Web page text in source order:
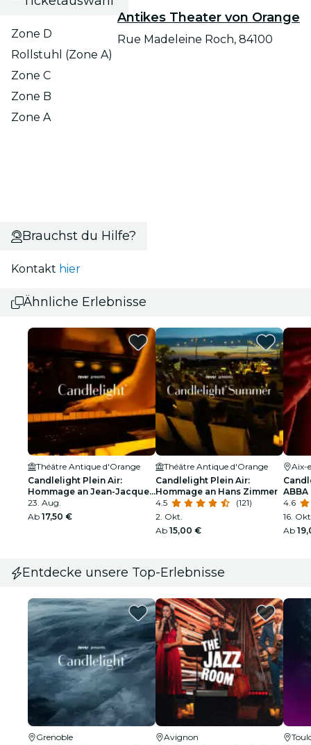
Zone D
Rollstuhl (Zone A)
Zone C
Zone B
Zone A
Antikes Theater von Orange
Rue Madeleine Roch, 84100
Brauchst du Hilfe?
Kontakt hier
Ähnliche Erlebnisse
Théâtre Antique d'Orange
Candlelight Plein Air:
Hommage an Jean-Jacques
Goldman
23. Aug.
Ab 17,50 €
Théâtre Antique d'Orange
Candlelight Plein Air:
Hommage an Hans Zimmer
4.5
(121)
2. Okt.
Ab 15,00 €
Aix-
ABBA
4.6
16.
Ab
Entdecke unsere Top-Erlebnisse
Grenoble
Avignon